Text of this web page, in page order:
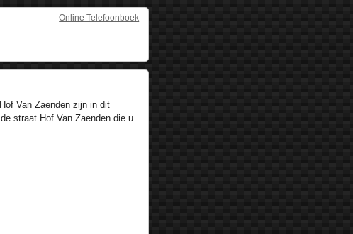
Online Telefoonboek
Van Zaenden zijn in dit
straat Hof Van Zaenden die u